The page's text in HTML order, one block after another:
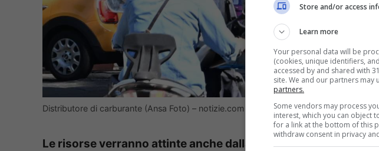
Distributore di carburante (Ansa Foto) – notizie.com
Le risorse verranno attinte anche dalla tassazione degli
Store and/or access
Learn more
Your personal data will be
(cookies, unique identifiers,
accessed by and shared with
site. We and our partners may
partners.
Some vendors may process
interest, which you can object
for a link at the bottom of this
withdraw consent in privacy